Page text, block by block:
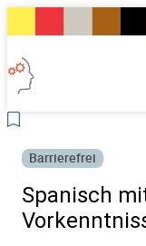
Barrierefrei
Spanisch